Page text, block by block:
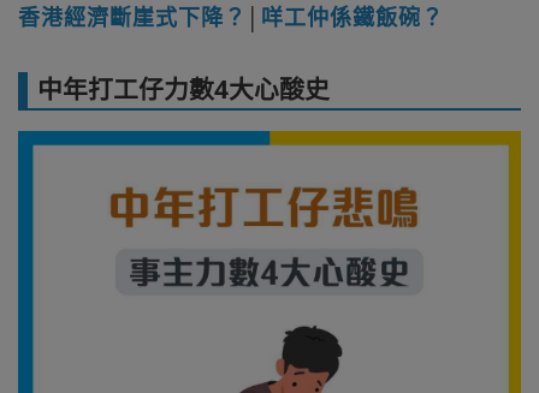
香港經濟斷崖式下降？
咩工仲係鐵飯碗？
中年打工仔力數4大心酸史